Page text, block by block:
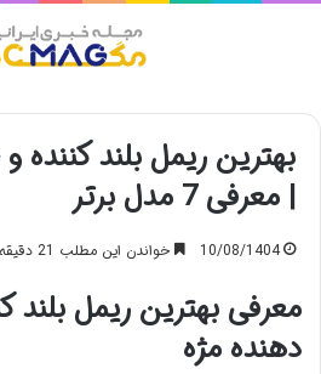
بهترین ریمل بلند
| معرفی 7 مدل برتر
10/08/1404 خواندن این مطلب 21 دقیقه زمان میبرد
معرفی بهترین ریمل بلند
دهنده مژه